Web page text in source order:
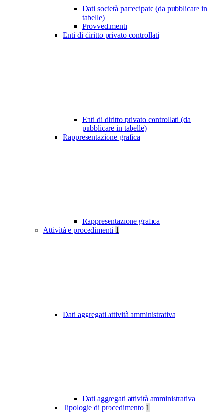
Dati società partecipate (da pubblicare in
tabelle)
Provvedimenti
Enti di diritto privato controllati
Enti di diritto privato controllati (da
pubblicare in tabelle)
Rappresentazione grafica
Rappresentazione grafica
Attività e procedimenti 1
Dati aggregati attività amministrativa
Dati aggregati attività amministrativa
Tipologie di procedimento 1